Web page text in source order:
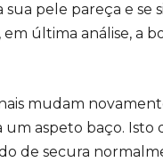
pele pareça e se
última análise, a
mudam
aspeto baço. Isto
de secura